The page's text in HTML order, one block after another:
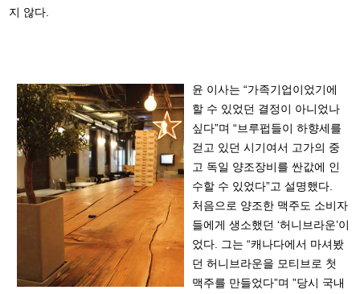
지 않다.
윤 이사는 “가족기업이었기에
할 수 있었던 결정이 아니었나
싶다”며 “브루펍들이 하향세를
걷고 있던 시기여서 고가의 중
고 독일 양조장비를 싼값에 인
수할 수 있었다”고 설명했다.
처음으로 양조한 맥주도 소비자
들에게 생소했던 ‘허니브라운’이
었다. 그는 “캐나다에서 마셔봤
던 허니브라운을 모티브로 첫
맥주를 만들었다”며 ”당시 국내